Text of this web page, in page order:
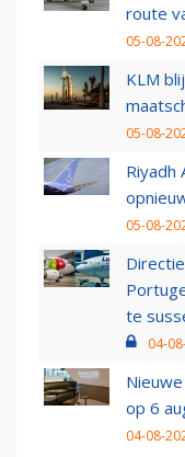
route
05-08-
KLM
05-08-
Riyadh
05-08-
te
04-
op 6
04-08-